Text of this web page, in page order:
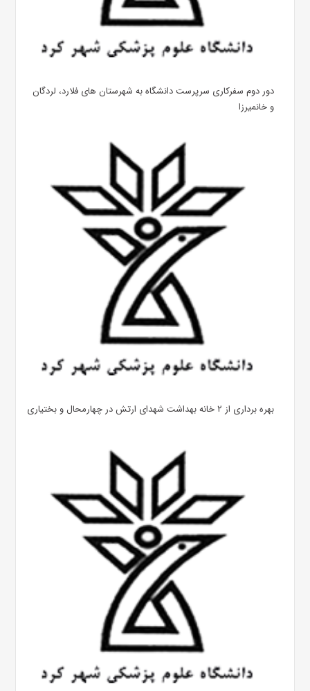
دور دوم سفرکاری سرپرست دانشگاه به شهرستان های فلارد، لردگان
و خانمیرزا
بهره ‌برداری از ۲ خانه بهداشت شهدای ارتش در چهارمحال و بختیاری